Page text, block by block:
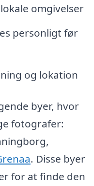
omgivelser
personligt før
og lokation
byer, hvor
fotografer:
. Disse byer
for at finde den